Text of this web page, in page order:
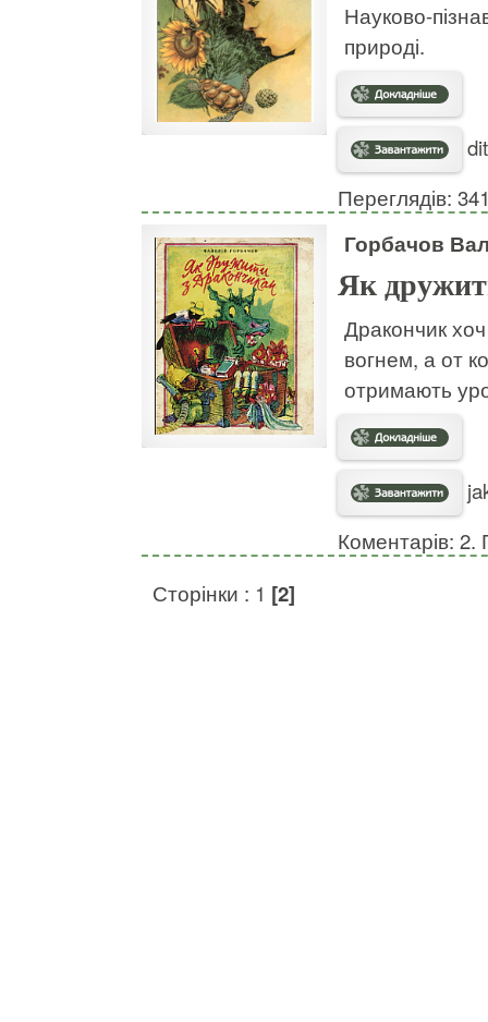
Науково-
природі.
Переглядів:
Горбачов
Як
Дракончик
вогнем, а от
отримають
Коментарів: 2.
Сторінки : 1 [2]